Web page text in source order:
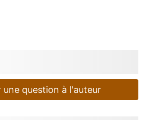
une question à l'auteur